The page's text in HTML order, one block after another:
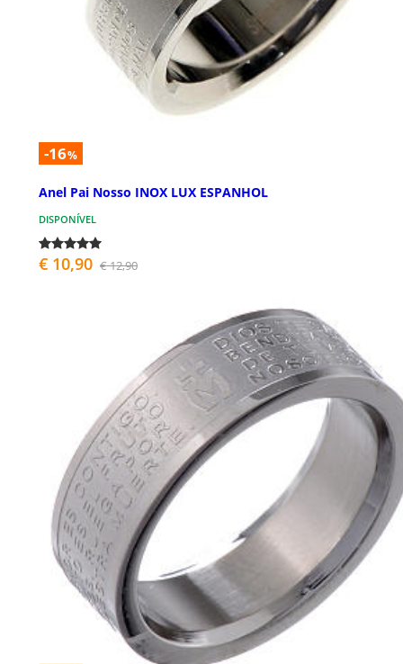
-16%
Anel Pai Nosso INOX LUX ESPANHOL
DISPONÍVEL
€ 10,90 € 12,90